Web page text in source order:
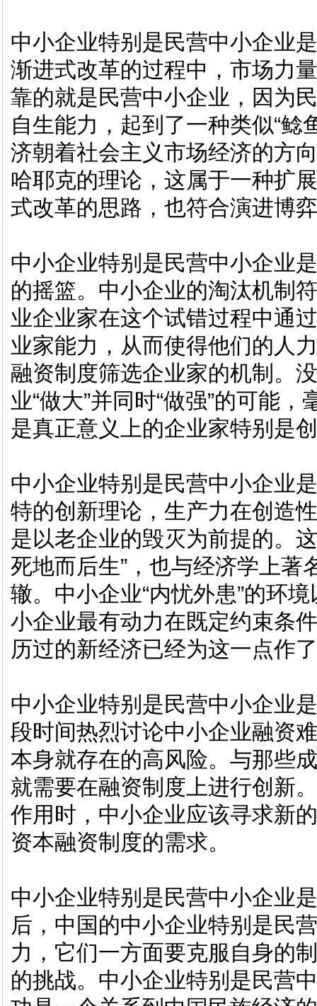
中小企业特别是民营中小企业
渐进式改革的过程中，市场力
靠的就是民营中小企业，因为
自生能力，起到了一种类似“鲶
济朝着社会主义市场经济的方
哈耶克的理论，这属于一种扩
式改革的思路，也符合演进博
中小企业特别是民营中小企业
的摇篮。中小企业的淘汰机制
业企业家在这个试错过程中通
业家能力，从而使得他们的人
融资制度筛选企业家的机制。
业“做大”并同时“做强”的可能
是真正意义上的企业家特别是
中小企业特别是民营中小企业
特的创新理论，生产力在创造
是以老企业的毁灭为前提的。
死地而后生”，也与经济学上著
辙。中小企业“内忧外患”的环
小企业最有动力在既定约束条
历过的新经济已经为这一点作
中小企业特别是民营中小企业
段时间热烈讨论中小企业融资
本身就存在的高风险。与那些
就需要在融资制度上进行创新
作用时，中小企业应该寻求新
资本融资制度的需求。
中小企业特别是民营中小企业
后，中国的中小企业特别是民
力，它们一方面要克服自身的
的挑战。中小企业特别是民营